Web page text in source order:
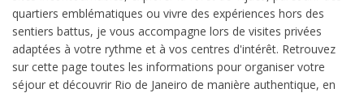
quartiers emblématiques ou vivre des expériences hors des
sentiers battus, je vous accompagne lors de visites privées
adaptées à votre rythme et à vos centres d'intérêt. Retrouvez
sur cette page toutes les informations pour organiser votre
séjour et découvrir Rio de Janeiro de manière authentique, en